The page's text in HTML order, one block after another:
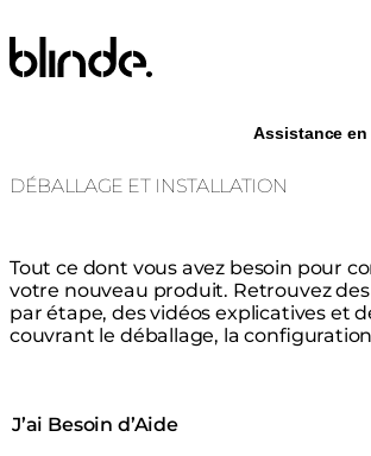
Blinde Design
Assistance en
DÉBALLAGE ET INSTALLATION
Tout ce dont vous avez besoin pour
votre nouveau produit. Retrouvez
par étape, des vidéos explicatives et
couvrant le déballage, la
J’ai Besoin d’Aide